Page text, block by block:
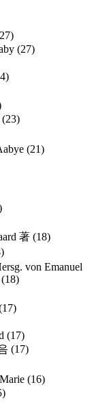
(27)
(23)
(21)
著 (18)
von Emanuel
(18)
(17)
(17)
(16)